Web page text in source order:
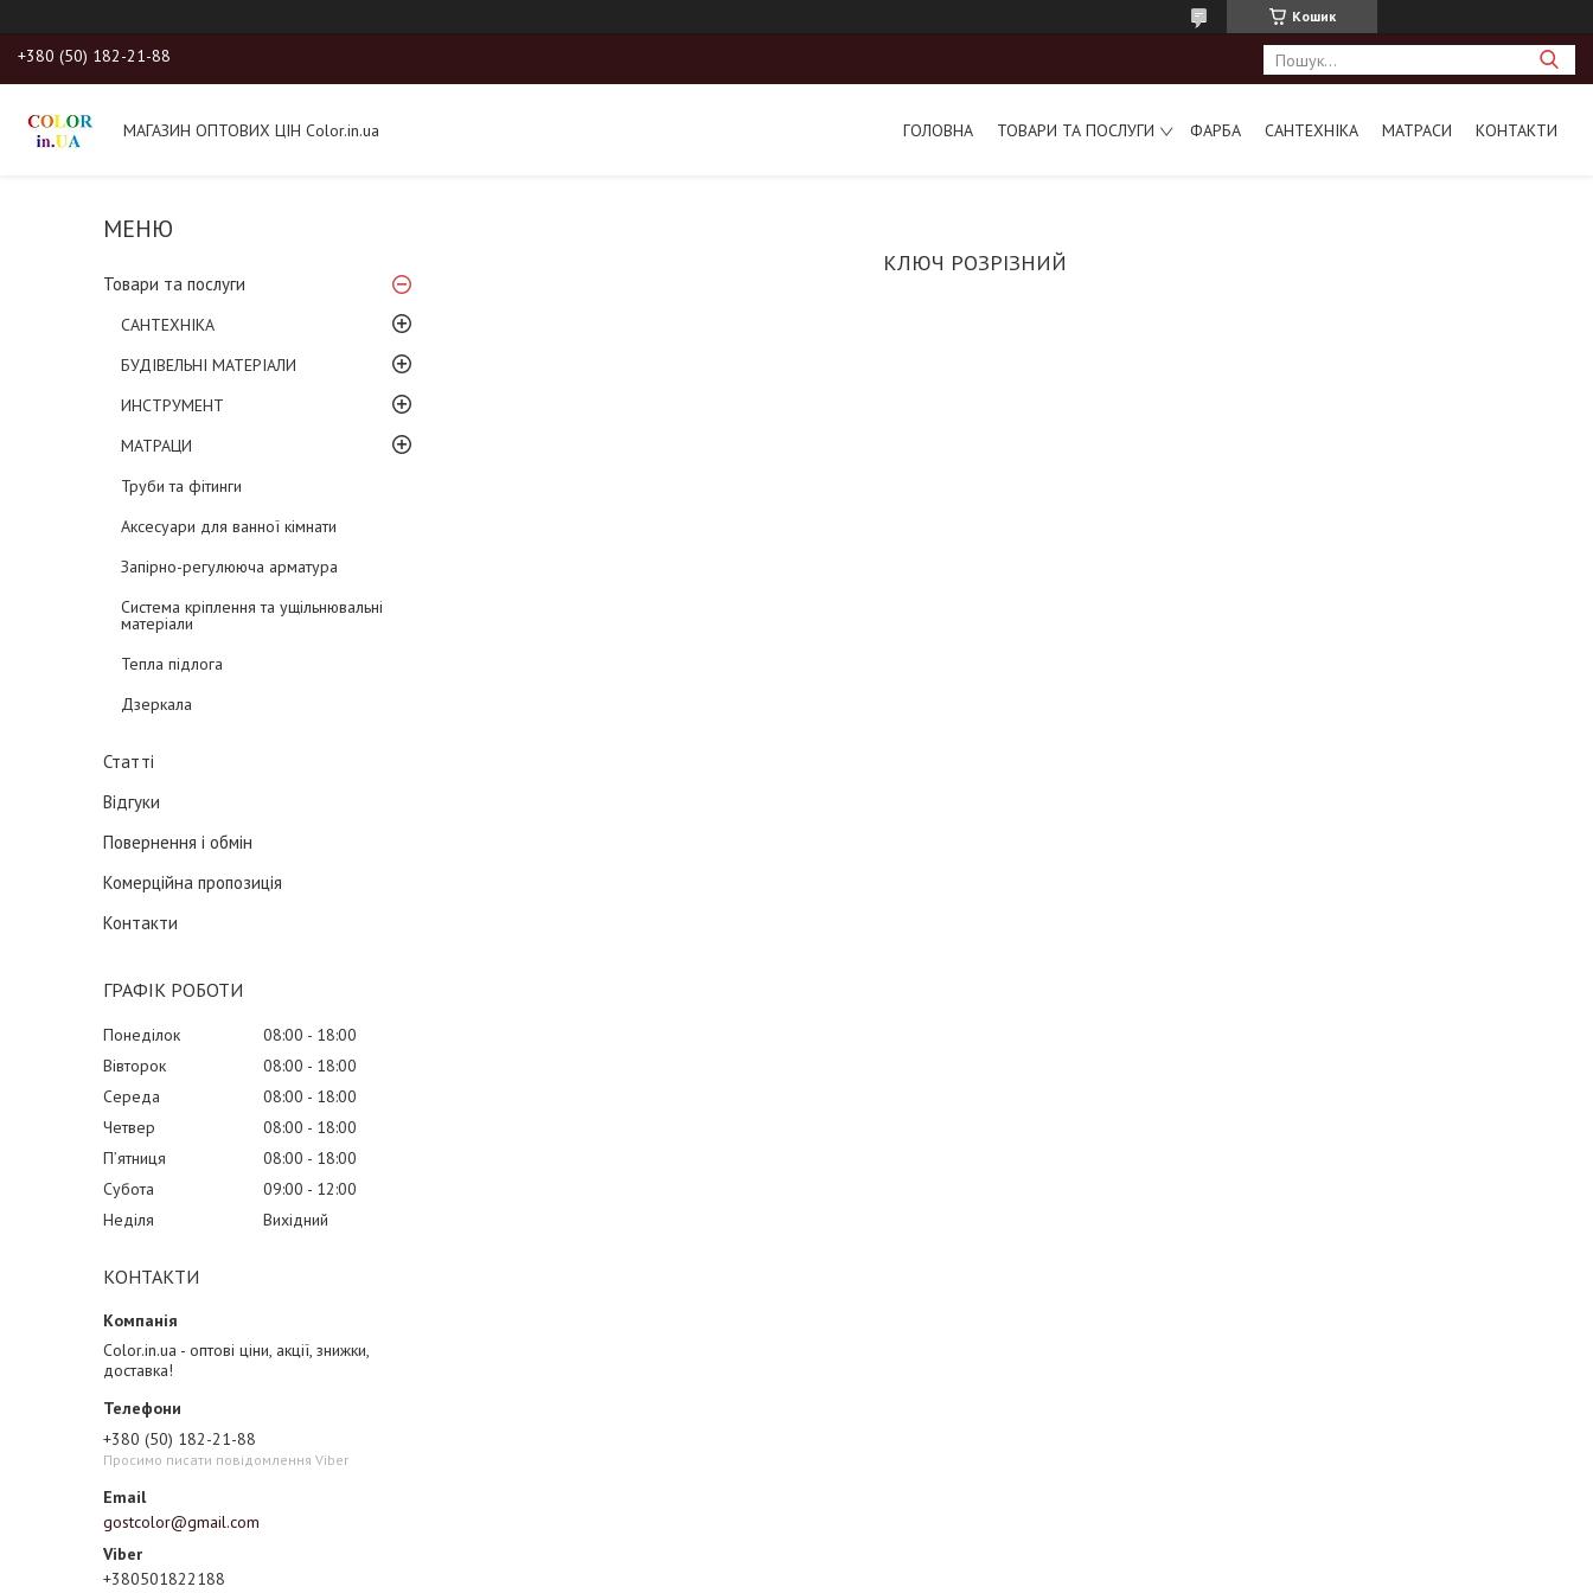
Кошик
+380 (50) 182-21-88
МАГАЗИН ОПТОВИХ ЦІН Color.in.ua ГОЛОВНА ТОВАРИ ТА ПОСЛУГИ ФАРБА САНТЕХНІКА МАТРАСИ КОНТАКТИ
Товари та послуги
САНТЕХНІКА
БУДІВЕЛЬНІ МАТЕРІАЛИ
ИНСТРУМЕНТ
МАТРАЦИ
Труби та фітинги
Аксесуари для ванної кімнати
Запірно-регулююча арматура
Система кріплення та ущільнювальні
матеріали
Тепла підлога
Дзеркала
Статті
Відгуки
Повернення і обмін
Комерційна пропозиція
Контакти
ГРАФІК РОБОТИ
Понеділок 08:00
18:00
Вівторок
08:00
18:00
Середа
08:00
18:00
Четвер
08:00
18:00
Пʼятниця
08:00
18:00
Субота
09:00
12:00
Неділя
Вихідний
КОНТАКТИ
Color.in.ua - оптові ціни, акції, знижки,
доставка!
+380 (50) 182-21-88
Просимо писати повідомлення Viber
gostcolor@gmail.com
+380501822188
КЛЮЧ РОЗРІЗНИЙ